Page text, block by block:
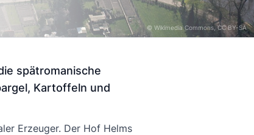
© Wikimedia Commons , CC BY-SA
spätromanische
Kartoffeln und
Erzeuger. Der Hof Helms